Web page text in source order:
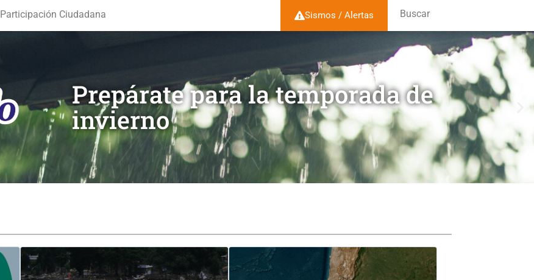
Participación Ciudadana Sismos / Alertas Buscar
Prepárate para la temporada de
invierno